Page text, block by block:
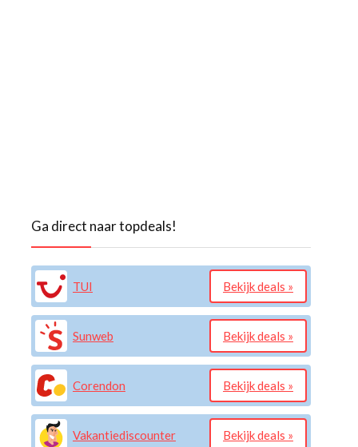
Ga direct naar topdeals!
TUI Bekijk deals »
Sunweb Bekijk deals »
Corendon Bekijk deals »
Vakantiediscounter Bekijk deals »